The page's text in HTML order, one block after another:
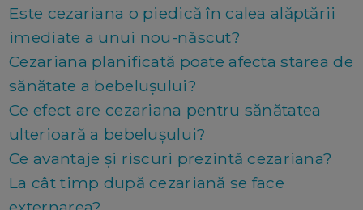
Este cezariana o piedică în calea alăptării
imediate a unui nou-născut?
Cezariana planificată poate afecta starea de
sănătate a bebelușului?
Ce efect are cezariana pentru sănătatea
ulterioară a bebelușului?
Ce avantaje și riscuri prezintă cezariana?
La cât timp după cezariană se face